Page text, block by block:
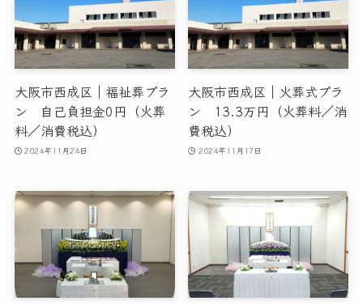
大阪市西成区｜福祉葬プラ
ン 自己負担金0円（火葬
料／消費税込）
2024年11月24日
大阪市西成区｜火葬式プラ
ン 13.3万円（火葬料／消
費税込）
2024年11月17日